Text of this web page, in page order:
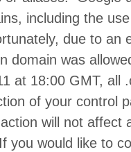
including the
due to an
domain was
at 18:00 GMT, all
of your control
will not affect
you would like to